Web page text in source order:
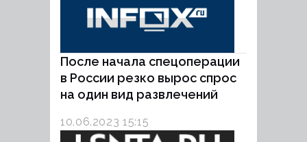
После начала спецоперации
в России резко вырос спрос
на один вид развлечений
10.06.2023 15:15